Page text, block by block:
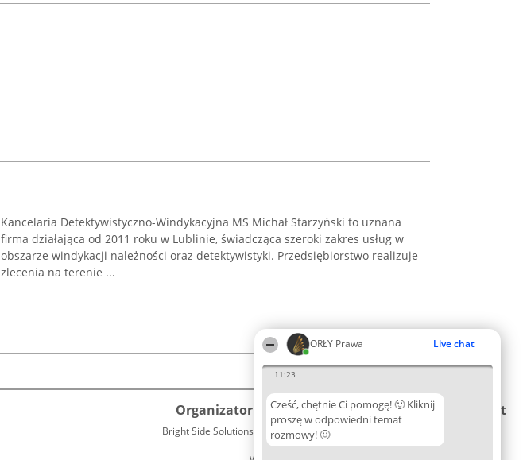
ORŁY Prawa Live chat
11:23
Cześć, chętnie Ci pomogę! 🙂 Kliknij
proszę w odpowiedni temat
rozmowy! 🙂
Kancelaria Detektywistyczno-Windykacyjna MS Michał Starzyński to uznana
firma działająca od 2011 roku w Lublinie, świadcząca szeroki zakres usług w
obszarze windykacji należności oraz detektywistyki. Przedsiębiorstwo realizuje
zlecenia na terenie ...
Organizator plebiscytu
Bright Side Solutions sp. z o. o. sp. k.
ul. Ruska 22
Plebiscyt
Lista
Kontakt